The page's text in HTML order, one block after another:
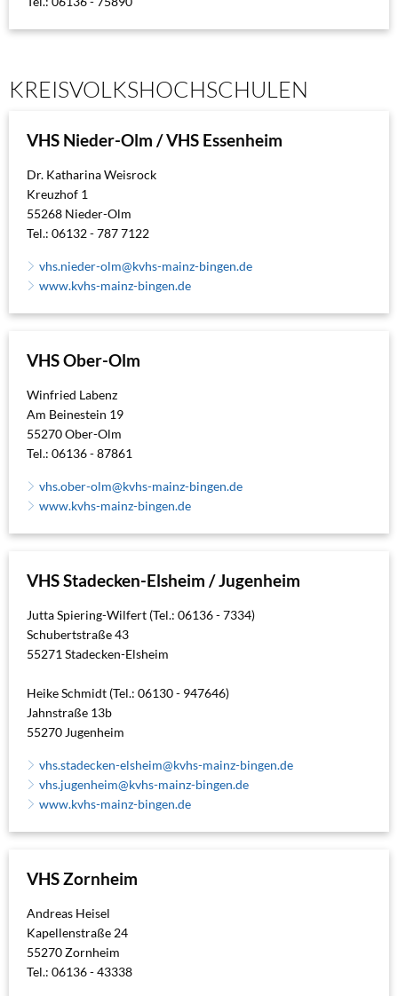
KREISVOLKSHOCHSCHULEN
VHS Nieder-Olm / VHS Essenheim
Dr. Katharina Weisrock
Kreuzhof 1
55268 Nieder-Olm
Tel.: 06132 - 787 7122
vhs.nieder-olm@kvhs-mainz-bingen.de
www.kvhs-mainz-bingen.de
VHS Ober-Olm
Winfried Labenz
Am Beinestein 19
55270 Ober-Olm
Tel.: 06136 - 87861
vhs.ober-olm@kvhs-mainz-bingen.de
www.kvhs-mainz-bingen.de
VHS Stadecken-Elsheim / Jugenheim
Jutta Spiering-Wilfert (Tel.: 06136 - 7334)
Schubertstraße 43
55271 Stadecken-Elsheim
Heike Schmidt (Tel.: 06130 - 947646)
Jahnstraße 13b
55270 Jugenheim
vhs.stadecken-elsheim@kvhs-mainz-bingen.de
vhs.jugenheim@kvhs-mainz-bingen.de
www.kvhs-mainz-bingen.de
VHS Zornheim
Andreas Heisel
Kapellenstraße 24
55270 Zornheim
Tel.: 06136 - 43338